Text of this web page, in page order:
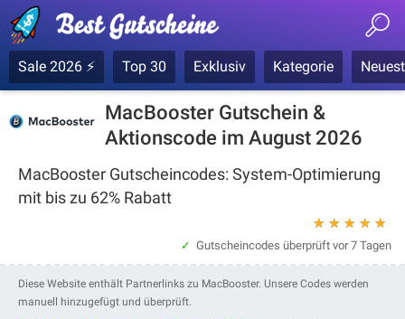
Sale 2026 ⚡ Top 30 Exklusiv Kategorie
MacBooster Gutschein &
Aktionscode im August 2026
MacBooster Gutscheincodes: System-Optimierung
mit bis zu 62% Rabatt
★
★
★
★
★
Gutscheincodes überprüft vor 7 Tagen
Diese Website enthält Partnerlinks zu MacBooster. Unsere Codes werden
manuell hinzugefügt und überprüft.